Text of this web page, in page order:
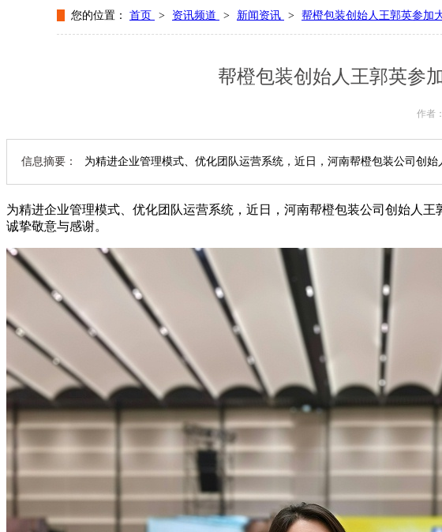
热门关键词： 纸盒包装厂家 纸盒包装设计 包装纸盒生产厂家 河南礼品
您的位置： 首页 > 资讯频道 > 新闻资讯 > 帮橙包装创始人王郭英参加
帮橙包装创始人王郭英参
作者：
信息摘要： 为精进企业管理模式、优化团队运营系统，近日，河南帮橙包装公司创
为精进企业管理模式、优化团队运营系统，近日，河南帮橙包装公司创始人
诚挚敬意与感谢。